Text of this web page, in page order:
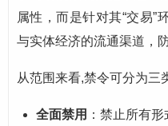
属性，而是针对其“交易”
与实体经济的流通渠道，
从范围来看,禁令可分为三
全面禁用 ：禁止所有